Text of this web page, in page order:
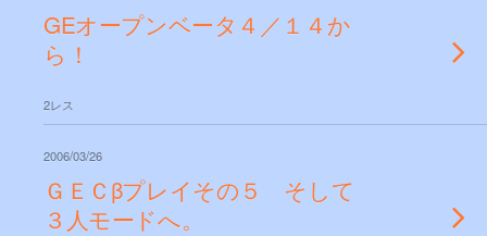
GEオープンベータ４／１４か
ら！
2レス
2006/03/26
ＧＥＣβプレイその５ そして
３人モードへ。